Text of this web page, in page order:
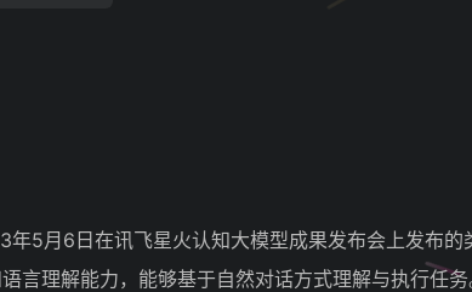
年5月6日在讯飞星火认知大模型成果发布会上发布
言理解能力，能够基于自然对话方式理解与执行任